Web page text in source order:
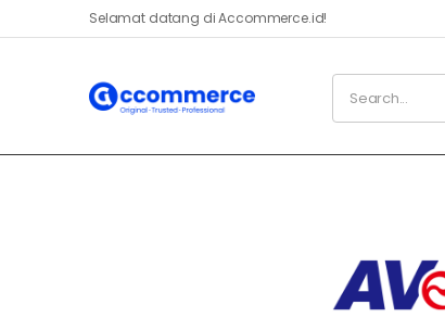
Selamat datang di Accommerce.id!